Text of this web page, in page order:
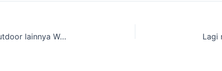
situs Tenda Camping dan perlengkapan outdoor lainnya Wanaraja,Garut